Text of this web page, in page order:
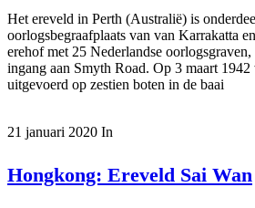
Het ereveld in Perth (Australië) is
oorlogsbegraafplaats van van Karrakatta
erehof met 25 Nederlandse
ingang aan Smyth Road. Op 3 maart
uitgevoerd op zestien boten in de baai
21 januari 2020 In
Hongkong: Ereveld Sai Wan